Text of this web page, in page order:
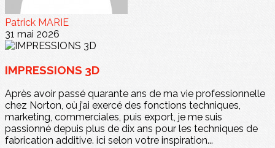
Patrick MARIE
31 mai 2026
IMPRESSIONS 3D
Après avoir passé quarante ans de ma vie professionnelle
chez Norton, où j’ai exercé des fonctions techniques,
marketing, commerciales, puis export, je me suis
passionné depuis plus de dix ans pour les techniques de
fabrication additive. ici selon votre inspiration...